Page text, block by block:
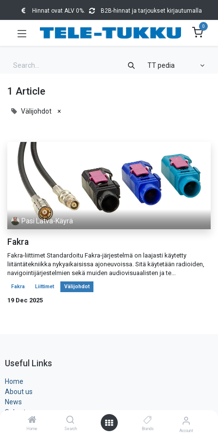
Home Search Brands Account
Hinnat ovat ALV 0%. B2B-hinnat ja tarjoukset kirjautumalla
0
TT pedia
1 Article
Välijohdot ×
Pasi Latva-Käyrä
Fakra
Fakra-liittimet Standardoitu Fakra-järjestelmä on laajasti käytetty
liitäntätekniikka nykyaikaisissa ajoneuvoissa. Sitä käytetään radioiden,
navigointijärjestelmien sekä muiden audiovisuaalisten ja te...
Fakra Liittimet Välijohdot
19 Dec 2025
Useful Links
Home
About us
News
Sales terms
Rekisteri- ja ​evästeseloste
Products